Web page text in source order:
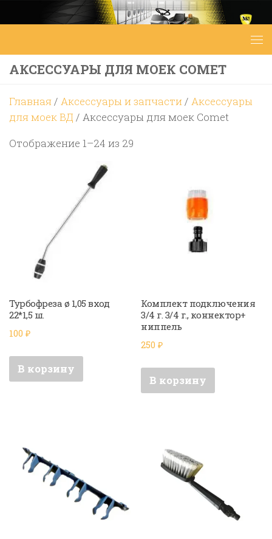
Перейти к содержимому
АКСЕССУАРЫ ДЛЯ МОЕК COMET
Главная/ Аксессуары и запчасти/ Аксессуары
для моек ВД / Аксессуары для моек Comet
Отображение 1–24 из 29
Турбофреза ø 1,05 вход
22*1,5 ш.
100 ₽
В корзину
Комплект подключения
3/4 г. 3/4 г., коннектор+
ниппель
250₽
В корзину